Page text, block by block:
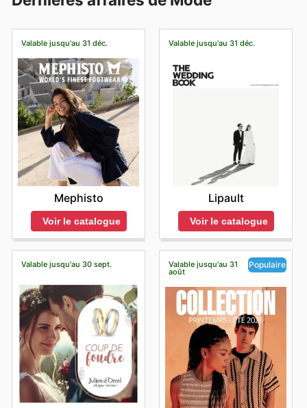
Valable jusqu'au 31 déc.
Mephisto
Voir le catalogue
Valable jusqu'au 31 déc.
Lipault
Voir le catalogue
Valable jusqu'au 30 sept. Valable jusqu'au 31
août
Populaire